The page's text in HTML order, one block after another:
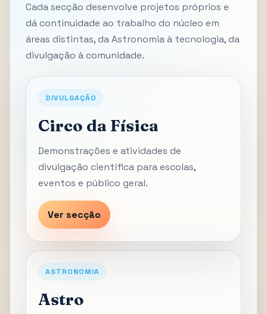
Cada secção desenvolve projetos próprios e
dá continuidade ao trabalho do núcleo em
áreas distintas, da Astronomia à tecnologia, da
divulgação à comunidade.
DIVULGAÇÃO
Circo da Física
Demonstrações e atividades de
divulgação científica para escolas,
eventos e público geral.
Ver secção
ASTRONOMIA
Astro